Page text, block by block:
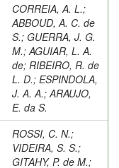
CORREIA, A. L.;
ABBOUD, A. C. de
S.; GUERRA, J. G.
M.; AGUIAR, L. A.
de; RIBEIRO, R. de
L. D.; ESPINDOLA,
J. A. A.; ARAUJO,
E. da S.
ROSSI, C. N.;
VIDEIRA, S. S.;
GITAHY, P. de M.;